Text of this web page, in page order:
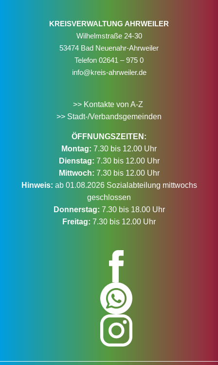
KREISVERWALTUNG AHRWEILER
Wilhelmstraße 24-30
53474 Bad Neuenahr-Ahrweiler
Telefon 02641 – 975 0
info@kreis-ahrweiler.de
>> Kontakte von A-Z
>> Stadt-/Verbandsgemeinden
ÖFFNUNGSZEITEN:
Montag: 7.30 bis 12.00 Uhr
Dienstag: 7.30 bis 12.00 Uhr
Mittwoch: 7.30 bis 12.00 Uhr
Hinweis: ab 01.08.2026 Sozialabteilung mittwochs
geschlossen
Donnerstag: 7.30 bis 18.00 Uhr
Freitag: 7.30 bis 12.00 Uhr